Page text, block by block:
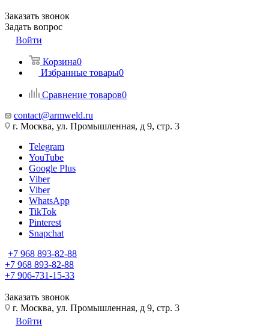
Заказать звонок
Задать вопрос
Войти
Корзина0
Избранные товары0
Сравнение товаров0
contact@armweld.ru
г. Москва, ул. Промышленная, д 9, стр. 3
Telegram
YouTube
Google Plus
Viber
Viber
WhatsApp
TikTok
Pinterest
Snapchat
+7 968 893-82-88
+7 968 893-82-88
+7 906-731-15-33
Заказать звонок
г. Москва, ул. Промышленная, д 9, стр. 3
Войти